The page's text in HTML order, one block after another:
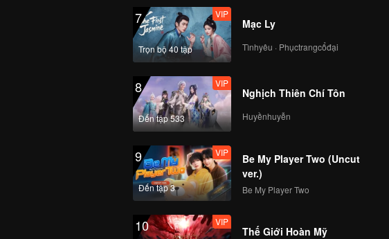
7
Trọn bộ 40 tập
VIP
Mạc Ly
Tìnhyêu · Phụctrangcổđại
8
Đến tập 533
VIP
Nghịch Thiên Chí Tôn
Huyềnhuyễn
9
Đến tập 3
VIP
Be My Player Two (Uncut
ver.)
Be My Player Two
10 VIP
Thế Giới Hoàn Mỹ